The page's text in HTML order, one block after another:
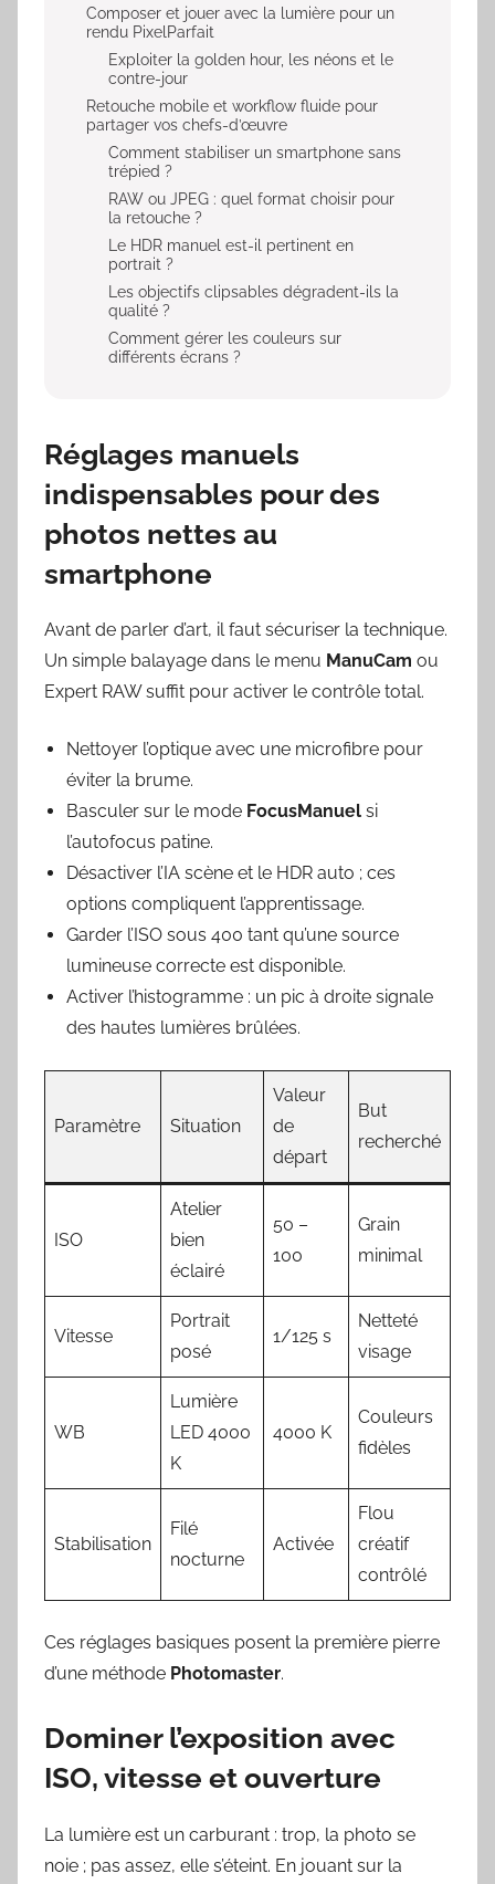
Composer et jouer avec la lumière pour un
rendu PixelParfait
Exploiter la golden hour, les néons et le
contre-jour
Retouche mobile et workflow fluide pour
partager vos chefs-d’œuvre
Comment stabiliser un smartphone sans
trépied ?
RAW ou JPEG : quel format choisir pour
la retouche ?
Le HDR manuel est-il pertinent en
portrait ?
Les objectifs clipsables dégradent-ils la
qualité ?
Comment gérer les couleurs sur
différents écrans ?
Réglages manuels
indispensables pour des
photos nettes au
smartphone
Avant de parler d’art, il faut sécuriser la technique.
Un simple balayage dans le menu ManuCam ou
Expert RAW suffit pour activer le contrôle total.
Nettoyer l’optique avec une microfibre pour
éviter la brume.
Basculer sur le mode FocusManuel si
l’autofocus patine.
Désactiver l’IA scène et le HDR auto ; ces
options compliquent l’apprentissage.
Garder l’ISO sous 400 tant qu’une source
lumineuse correcte est disponible.
Activer l’histogramme : un pic à droite signale
des hautes lumières brûlées.
Paramètre Situation
Valeur
de
départ
But
recherché
ISO
Atelier
bien
éclairé
50 –
100
Grain
minimal
Vitesse
Portrait
posé
1/125 s
Netteté
visage
WB
Lumière
LED 4000
K
4000 K
Couleurs
fidèles
Stabilisation
Filé
nocturne
Activée
Flou
créatif
contrôlé
Ces réglages basiques posent la première pierre
d’une méthode Photomaster.
Dominer l’exposition avec
ISO, vitesse et ouverture
La lumière est un carburant : trop, la photo se
noie ; pas assez, elle s’éteint. En jouant sur la